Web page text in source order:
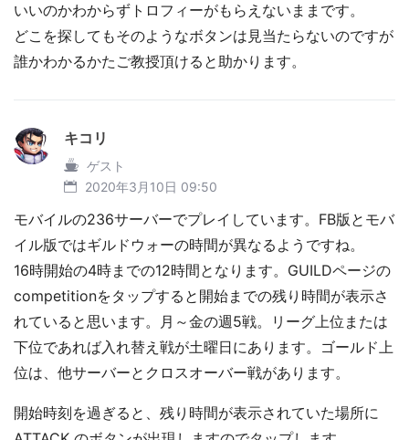
いいのかわからずトロフィーがもらえないままです。
どこを探してもそのようなボタンは見当たらないのですが
誰かわかるかたご教授頂けると助かります。
キコリ
ゲスト
2020年3月10日 09:50
モバイルの236サーバーでプレイしています。FB版とモバ
イル版ではギルドウォーの時間が異なるようですね。
16時開始の4時までの12時間となります。GUILDページの
competitionをタップすると開始までの残り時間が表示さ
れていると思います。月～金の週5戦。リーグ上位または
下位であれば入れ替え戦が土曜日にあります。ゴールド上
位は、他サーバーとクロスオーバー戦があります。
開始時刻を過ぎると、残り時間が表示されていた場所に